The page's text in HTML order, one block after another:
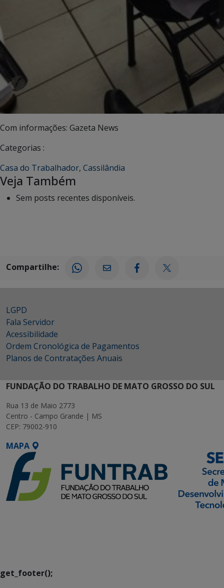
Com informações: Gazeta News
Categorias :
Casa do Trabalhador, Cassilândia
Veja Também
Sem posts recentes disponíveis.
Compartilhe:
LGPD
Fala Servidor
Acessibilidade
Ordem Cronológica de Pagamentos
Planos de Contratações Anuais
FUNDAÇÃO DO TRABALHO DE MATO GROSSO DO SUL
Rua 13 de Maio 2773
Centro - Campo Grande | MS
CEP: 79002-910
MAPA
get_footer();